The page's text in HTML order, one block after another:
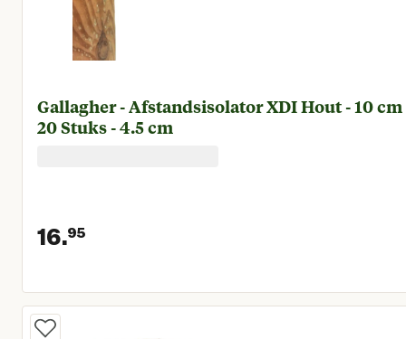
Gallagher - Afstandsisolator XDI Hout - 10 cm
20 Stuks - 4.5 cm
16.95
Huidige prijs € 16,95